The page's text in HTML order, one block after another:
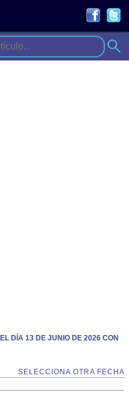
DÍA 13 DE JUNIO DE 2026 CON
SELECCIONA OTRA FECHA